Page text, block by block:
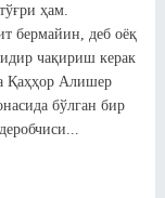
ҳам.
бермайин, деб оёқ
чақириш керак
Қаҳҳор Алишер
бўлган бир